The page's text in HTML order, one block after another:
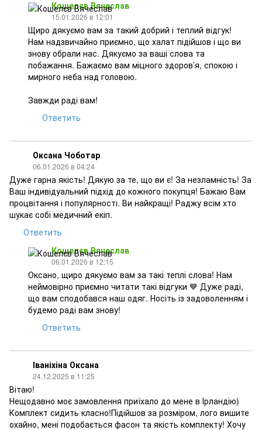
Кошелєв Вячеслав
15.01.2026 в 12:01
Щиро дякуємо вам за такий добрий і теплий відгук!
Нам надзвичайно приємно, що халат підійшов і що ви
знову обрали нас. Дякуємо за ваші слова та
побажання. Бажаємо вам міцного здоров’я, спокою і
мирного неба над головою.
Завжди раді вам!
Ответить
Оксана Чоботар
06.01.2026 в 04:24
Дуже гарна якість! Дякую за те, що ви є! За незламність! За
Ваш індивідуальний підхід до кожного покупця! Бажаю Вам
процвітання і популярності. Ви найкращі! Раджу всім хто
шукає собі медичний екіп.
Ответить
Кошелєв Вячеслав
06.01.2026 в 12:15
Оксано, щиро дякуємо вам за такі теплі слова! Нам
неймовірно приємно читати такі відгуки 💙 Дуже раді,
що вам сподобався наш одяг. Носіть із задоволенням і
будемо раді вам знову!
Ответить
Іваніхіна Оксана
24.12.2025 в 11:25
Вітаю!
Нещодавно моє замовлення приїхало до мене в Ірландію)
Комплект сидить класно!Підійшов за розміром, лого вишите
охайно, мені подобається фасон та якість комплекту! Хочу